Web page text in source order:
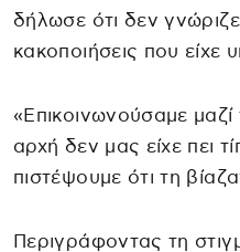
δήλωσε ότι δεν
κακοποιήσεις που είχε
«Επικοινωνούσαμε
αρχή δεν μας είχε πει
πιστέψουμε ότι τη
Περιγράφοντας τη